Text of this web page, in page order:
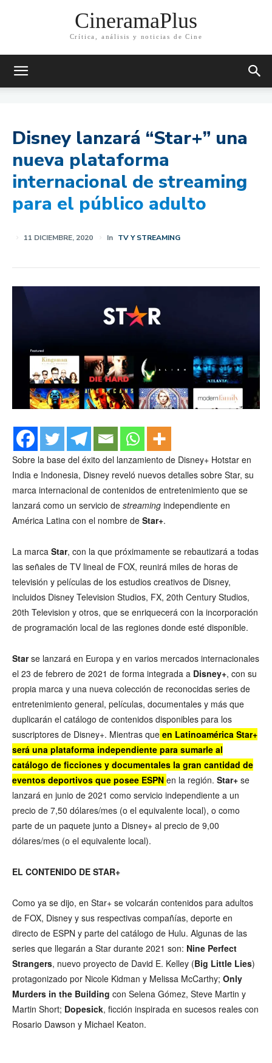
CineramaPlus
Crítica, análisis y noticias de Cine
Disney lanzará “Star+” una
nueva plataforma
internacional de streaming
para el público adulto
11 DICIEMBRE, 2020 In TV Y STREAMING
Sobre la base del éxito del lanzamiento de Disney+ Hotstar en
India e Indonesia, Disney reveló nuevos detalles sobre Star, su
marca internacional de contenidos de entretenimiento que se
lanzará como un servicio de streaming independiente en
América Latina con el nombre de Star+.
La marca Star, con la que próximamente se rebautizará a todas
las señales de TV lineal de FOX, reunirá miles de horas de
televisión y películas de los estudios creativos de Disney,
incluidos Disney Television Studios, FX, 20th Century Studios,
20th Television y otros, que se enriquecerá con la incorporación
de programación local de las regiones donde esté disponible.
Starse lanzará en Europa y en varios mercados internacionales
el 23 de febrero de 2021 de forma integrada a Disney+, con su
propia marca y una nueva colección de reconocidas series de
entretenimiento general, películas, documentales y más que
duplicarán el catálogo de contenidos disponibles para los
suscriptores de Disney+. Mientras que en Latinoamérica Star+
será una plataforma independiente para sumarle al
catálogo de ficciones y documentales la gran cantidad de
eventos deportivos que posee ESPN en la región. Star+ se
lanzará en junio de 2021 como servicio independiente a un
precio de 7,50 dólares/mes (o el equivalente local), o como
parte de un paquete junto a Disney+ al precio de 9,00
dólares/mes (o el equivalente local).
EL CONTENIDO DE STAR+
Como ya se dijo, en Star+ se volcarán contenidos para adultos
de FOX, Disney y sus respectivas compañías, deporte en
directo de ESPN y parte del catálogo de Hulu. Algunas de las
series que llegarán a Star durante 2021 son: Nine Perfect
Strangers, nuevo proyecto de David E. Kelley (Big Little Lies)
protagonizado por Nicole Kidman y Melissa McCarthy; Only
Murders in the Building con Selena Gómez, Steve Martin y
Martin Short; Dopesick, ficción inspirada en sucesos reales con
Rosario Dawson y Michael Keaton.